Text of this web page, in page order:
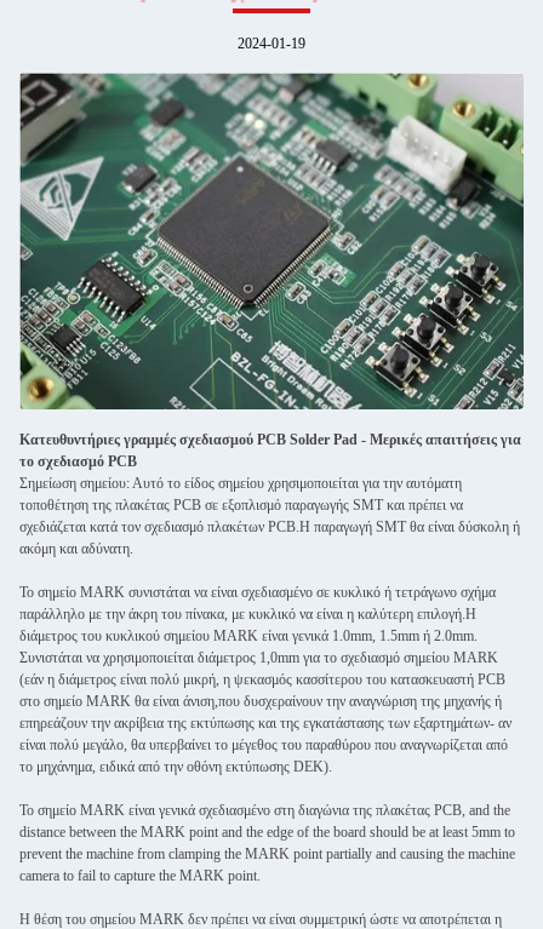
2024-01-19
Κατευθυντήριες γραμμές σχεδιασμού PCB Solder Pad - Μερικές απαιτήσεις για
το σχεδιασμό PCB
Σημείωση σημείου: Αυτό το είδος σημείου χρησιμοποιείται για την αυτόματη
τοποθέτηση της πλακέτας PCB σε εξοπλισμό παραγωγής SMT και πρέπει να
σχεδιάζεται κατά τον σχεδιασμό πλακέτων PCB.Η παραγωγή SMT θα είναι δύσκολη ή
ακόμη και αδύνατη.
Το σημείο MARK συνιστάται να είναι σχεδιασμένο σε κυκλικό ή τετράγωνο σχήμα
παράλληλο με την άκρη του πίνακα, με κυκλικό να είναι η καλύτερη επιλογή.Η
διάμετρος του κυκλικού σημείου MARK είναι γενικά 1.0mm, 1.5mm ή 2.0mm.
Συνιστάται να χρησιμοποιείται διάμετρος 1,0mm για το σχεδιασμό σημείου MARK
(εάν η διάμετρος είναι πολύ μικρή, η ψεκασμός κασσίτερου του κατασκευαστή PCB
στο σημείο MARK θα είναι άνιση,που δυσχεραίνουν την αναγνώριση της μηχανής ή
επηρεάζουν την ακρίβεια της εκτύπωσης και της εγκατάστασης των εξαρτημάτων- αν
είναι πολύ μεγάλο, θα υπερβαίνει το μέγεθος του παραθύρου που αναγνωρίζεται από
το μηχάνημα, ειδικά από την οθόνη εκτύπωσης DEK).
Το σημείο MARK είναι γενικά σχεδιασμένο στη διαγώνια της πλακέτας PCB, and the
distance between the MARK point and the edge of the board should be at least 5mm to
prevent the machine from clamping the MARK point partially and causing the machine
camera to fail to capture the MARK point.
Η θέση του σημείου MARK δεν πρέπει να είναι συμμετρική ώστε να αποτρέπεται η